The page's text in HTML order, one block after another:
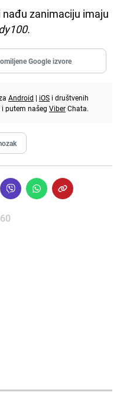
zanimaciju imaju
Google izvore
Android | iOS i društvenih
i putem našeg ViberChata.
60